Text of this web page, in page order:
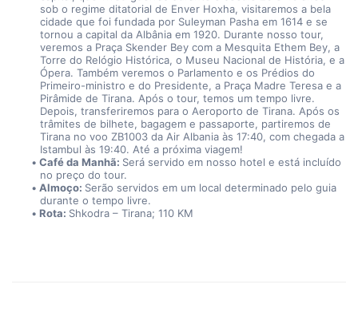
sob o regime ditatorial de Enver Hoxha, visitaremos a bela
cidade que foi fundada por Suleyman Pasha em 1614 e se
tornou a capital da Albânia em 1920. Durante nosso tour,
veremos a Praça Skender Bey com a Mesquita Ethem Bey, a
Torre do Relógio Histórica, o Museu Nacional de História, e a
Ópera. Também veremos o Parlamento e os Prédios do
Primeiro-ministro e do Presidente, a Praça Madre Teresa e a
Pirâmide de Tirana. Após o tour, temos um tempo livre.
Depois, transferiremos para o Aeroporto de Tirana. Após os
trâmites de bilhete, bagagem e passaporte, partiremos de
Tirana no voo ZB1003 da Air Albania às 17:40, com chegada a
Istambul às 19:40. Até a próxima viagem!
Café da Manhã: Será servido em nosso hotel e está incluído
no preço do tour.
Almoço: Serão servidos em um local determinado pelo guia
durante o tempo livre.
Rota: Shkodra – Tirana; 110 KM